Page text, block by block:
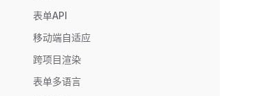
表单API
移动端自适应
跨项目渲染
表单多语言